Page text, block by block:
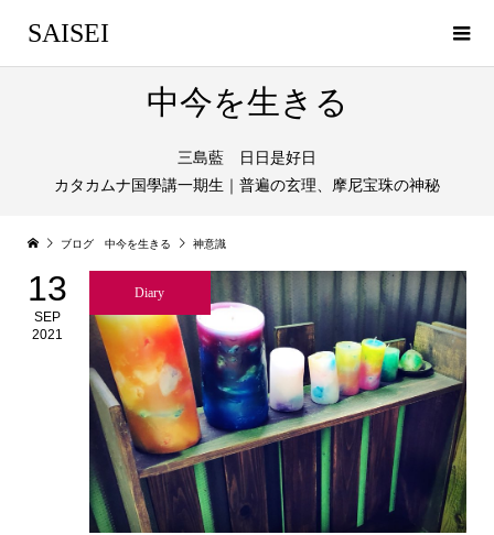
SAISEI
中今を生きる
三島藍 日日是好日
カタカムナ国學講一期生｜普遍の玄理、摩尼宝珠の神秘
ブログ 中今を生きる 神意識
13
SEP
2021
Diary